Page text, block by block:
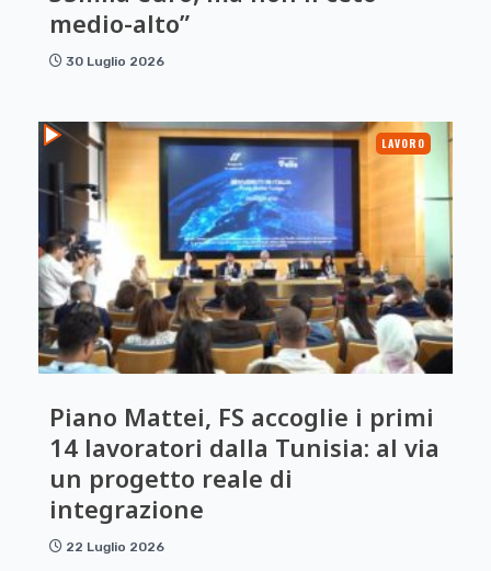
medio-alto”
30 Luglio 2026
LAVORO
Piano Mattei, FS accoglie i primi
14 lavoratori dalla Tunisia: al via
un progetto reale di
integrazione
22 Luglio 2026